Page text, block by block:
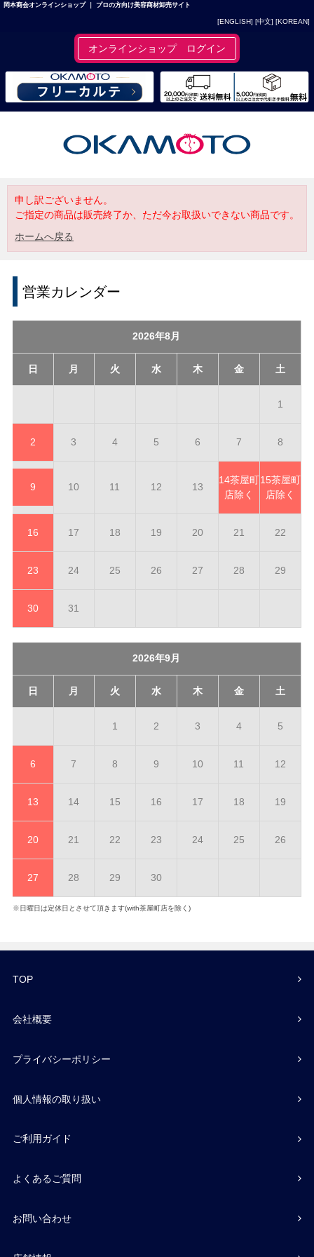
岡本商会オンラインショップ ｜ プロの方向け美容商材卸売サイト
[ENGLISH] [中文] [KOREAN]
オンラインショップ ログイン
申し訳ございません。
ご指定の商品は販売終了か、ただ今お取扱いできない商品です。
ホームへ戻る
営業カレンダー
2026年8月
日 月 火 水 木 金 土
1
2 3 4 5 6 7 8
9 10 11 12 13
14茶屋町
店除く
15茶屋町
店除く
16 17 18 19 20 21 22
23 24 25 26 27 28 29
30 31
2026年9月
日 月 火 水 木 金 土
1 2 3 4 5
6 7 8 9 10 11 12
13 14 15 16 17 18 19
20 21 22 23 24 25 26
27 28 29 30
※日曜日は定休日とさせて頂きます(with茶屋町店を除く)
TOP
会社概要
プライバシーポリシー
個人情報の取り扱い
ご利用ガイド
よくあるご質問
お問い合わせ